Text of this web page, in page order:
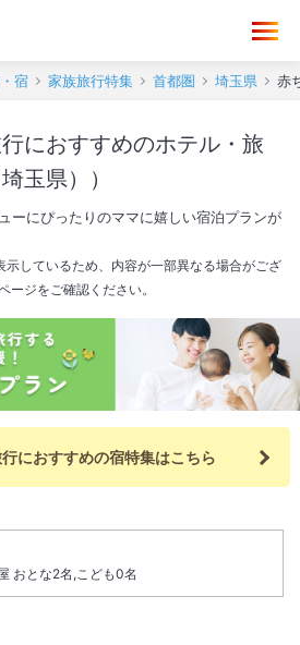
宿 家族旅行特集 首都圏 埼玉県 赤
におすすめのホテル・旅
玉県））
ーにぴったりのママに嬉しい宿泊プランが
しているため、内容が一部異なる場合がござ
ージをご確認ください。
におすすめの宿特集はこちら
おとな2名,こども0名